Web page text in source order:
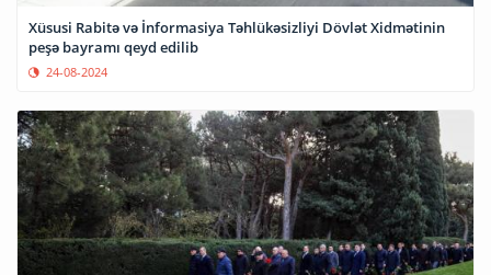
Xüsusi Rabitə və İnformasiya Təhlükəsizliyi Dövlət Xidmətinin
peşə bayramı qeyd edilib
24-08-2024